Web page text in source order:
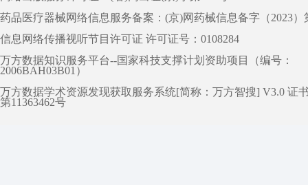
药品医疗器械网络信息服务备案：(京)网药械信息备字（2023）
信息网络传播视听节目许可证 许可证号：0108284
万方数据知识服务平台--国家科技支撑计划资助项目（编号：
2006BAH03B01）
万方数据学术资源发现获取服务系统[简称：万方智搜] V3.0 证
第11363462号